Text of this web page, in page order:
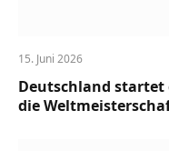
15. Juni 2026
Deutschland startet
die